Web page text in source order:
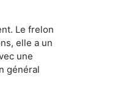
Le frelon
elle a un
une
général